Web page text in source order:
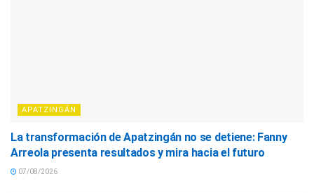
APATZINGÁN
La transformación de Apatzingán no se detiene: Fanny
Arreola presenta resultados y mira hacia el futuro
07/08/2026